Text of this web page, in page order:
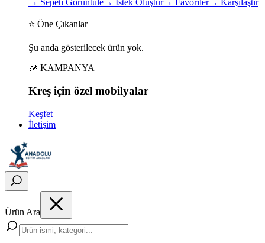
→ Sepeti Görüntüle→ İstek Oluştur→ Favoriler→ Karşılaştır
⭐ Öne Çıkanlar
Şu anda gösterilecek ürün yok.
🎉 KAMPANYA
Kreş için özel mobilyalar
Keşfet
İletişim
Ürün Ara